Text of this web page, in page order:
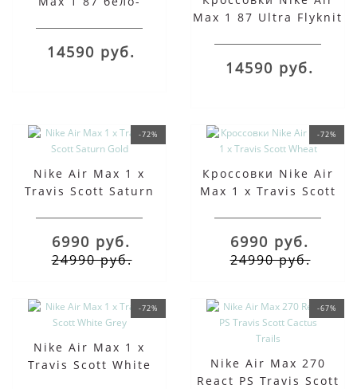
14590 руб.
Max 1 87 Ultra Flyknit
14590 руб.
-72%
Nike Air Max 1 x
Travis Scott Saturn
6990 руб.
24990 руб.
-72%
Кроссовки Nike Air
Max 1 x Travis Scott
6990 руб.
24990 руб.
-72%
Nike Air Max 1 x
Travis Scott White
-67%
Nike Air Max 270
React PS Travis Scott